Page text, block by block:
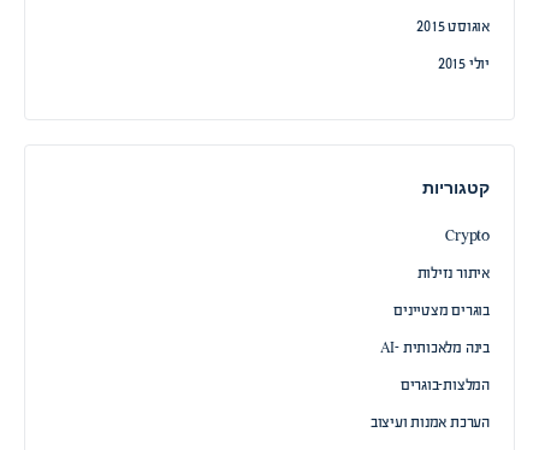
אוגוסט 2015
יולי 2015
קטגוריות
Crypto
איתור נזילות
בוגרים מצטיינים
בינה מלאכותית -AI
המלצות-בוגרים
הערכת אמנות ועיצוב